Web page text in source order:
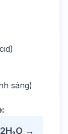
sáng)
→